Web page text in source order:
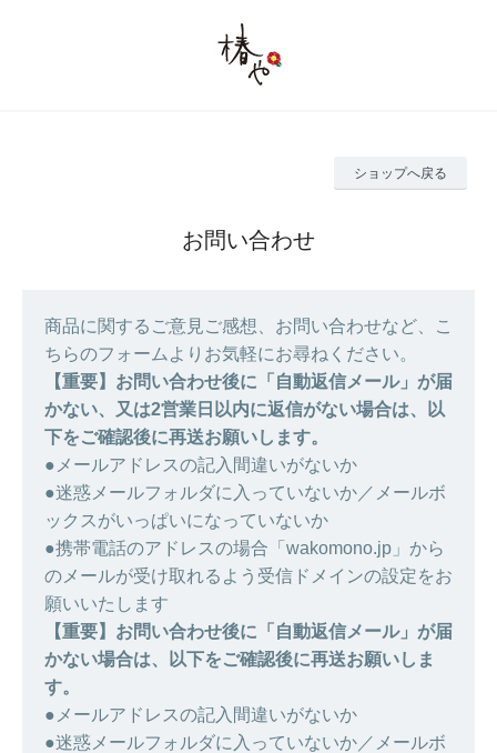
ショップへ戻る
お問い合わせ
商品に関するご意見ご感想、お問い合わせなど、こ
ちらのフォームよりお気軽にお尋ねください。
【重要】お問い合わせ後に「自動返信メール」が届
かない、又は2営業日以内に返信がない場合は、以
下をご確認後に再送お願いします。
●メールアドレスの記入間違いがないか
●迷惑メールフォルダに入っていないか／メールボ
ックスがいっぱいになっていないか
●携帯電話のアドレスの場合「wakomono.jp」から
のメールが受け取れるよう受信ドメインの設定をお
願いいたします
【重要】お問い合わせ後に「自動返信メール」が届
かない場合は、以下をご確認後に再送お願いしま
す。
●メールアドレスの記入間違いがないか
●迷惑メールフォルダに入っていないか／メールボ